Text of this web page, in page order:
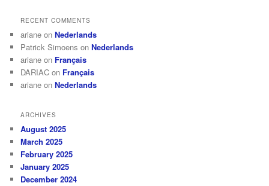
RECENT COMMENTS
ariane onNederlands
Patrick Simoens onNederlands
ariane on Français
DARIAC on Français
ariane onNederlands
ARCHIVES
August 2025
March 2025
February 2025
January 2025
December 2024